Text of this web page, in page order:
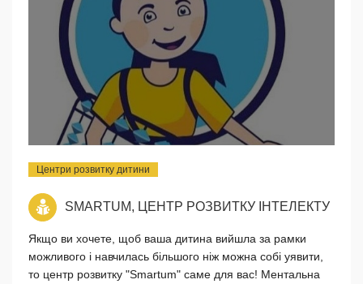
Центри розвитку дитини
SMARTUM, ЦЕНТР РОЗВИТКУ ІНТЕЛЕКТУ
Якщо ви хочете, щоб ваша дитина вийшла за рамки
можливого і навчилась більшого ніж можна собі уявити,
то центр розвитку "Smartum" саме для вас! Ментальна